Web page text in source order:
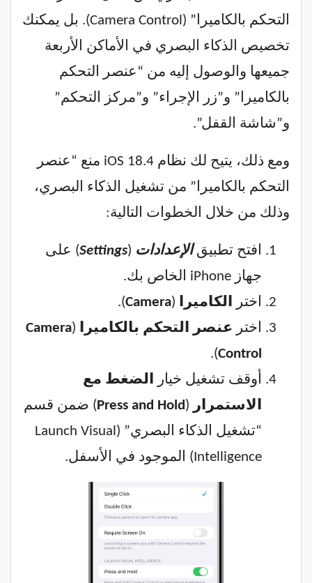
التحكم بالكاميرا” (Camera Control). بل يمكنك
تخصيص الذكاء البصري في الأماكن الأربعة
جميعها والوصول إليه من “عنصر التحكم
بالكاميرا” و”زر الإجراء” و”مركز التحكم”
و”شاشة القفل”.
ومع ذلك، يتيح لك نظام iOS 18.4 منع “عنصر
التحكم بالكاميرا” من تشغيل الذكاء البصري،
وذلك من خلال الخطوات التالية:
افتح تطبيقالإعدادات (
Settings) على
جهاز iPhone الخاص بك.
اختر
الكاميرا (
Camera
).
اختر عنصر التحكم بالكاميرا (
Camera
Control
).
أوقف تشغيل خيار
الضغط مع
الاستمرار (
Press and Hold) ضمن قسم
“تشغيل الذكاء البصري” (Launch Visual
Intelligence) الموجود في الأسفل.